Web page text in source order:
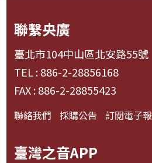
聯繫央廣
臺北市104中山區北安路55號
TEL : 886-2-28856168
FAX : 886-2-28855423
聯絡我們 採購公告 訂閱電子報
臺灣之音APP